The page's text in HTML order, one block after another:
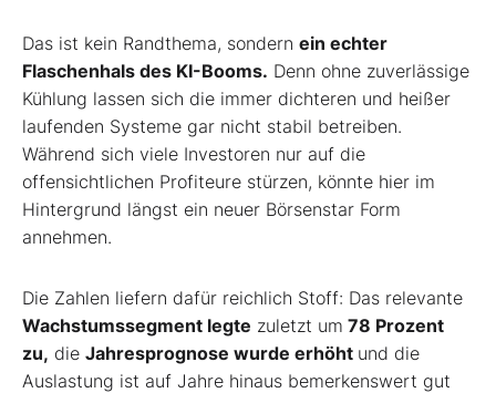
Das ist kein Randthema, sondern ein echter
Flaschenhals des KI-Booms. Denn ohne zuverlässige
Kühlung lassen sich die immer dichteren und heißer
laufenden Systeme gar nicht stabil betreiben.
Während sich viele Investoren nur auf die
offensichtlichen Profiteure stürzen, könnte hier im
Hintergrund längst ein neuer Börsenstar Form
annehmen.
Die Zahlen liefern dafür reichlich Stoff: Das relevante
Wachstumssegment legte zuletzt um 78 Prozent
zu, die Jahresprognose wurde erhöht und die
Auslastung ist auf Jahre hinaus bemerkenswert gut